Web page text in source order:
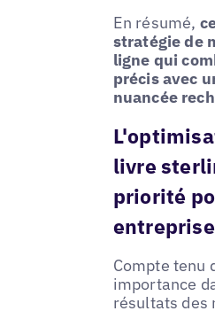
En résumé,
stratégie de
ligne qui
précis avec
nuancée
livre
priorité
Compte tenu
importance
résultats des